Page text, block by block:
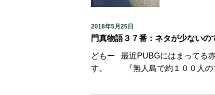
2018年5月25日
門真物語３７番：ネタが少ない
どもー 最近PUBGにはまってる
す。 『無人島で約１００人の